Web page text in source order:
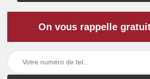
On vous rappelle